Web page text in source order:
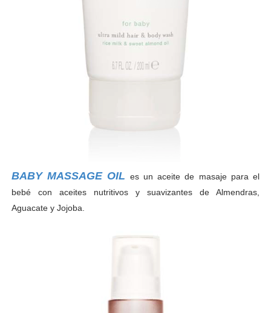
BABY MASSAGE OIL es un aceite de masaje para el
bebé con aceites nutritivos y suavizantes de Almendras,
Aguacate y Jojoba.